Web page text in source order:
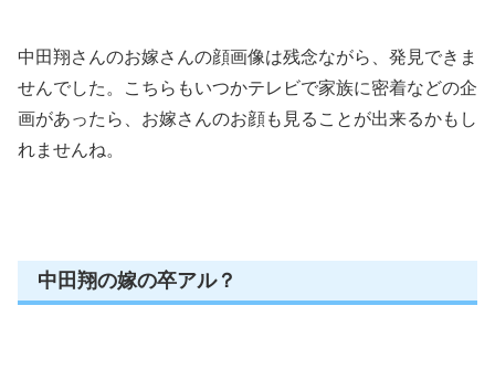
中田翔さんのお嫁さんの顔画像は残念ながら、発見できま
せんでした。こちらもいつかテレビで家族に密着などの企
画があったら、お嫁さんのお顔も見ることが出来るかもし
れませんね。
中田翔の嫁の卒アル？